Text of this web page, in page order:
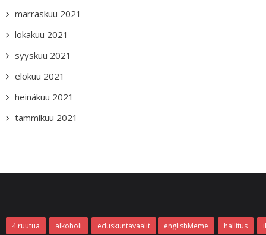
marraskuu 2021
lokakuu 2021
syyskuu 2021
elokuu 2021
heinäkuu 2021
tammikuu 2021
4 ruutua alkoholi eduskuntavaalit englishMeme hallitus